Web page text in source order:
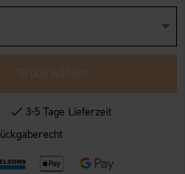
Größe wählen
3-5 Tage Lieferzeit